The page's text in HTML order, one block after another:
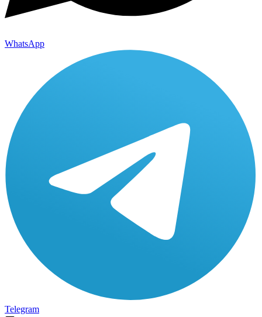
WhatsApp
Telegram